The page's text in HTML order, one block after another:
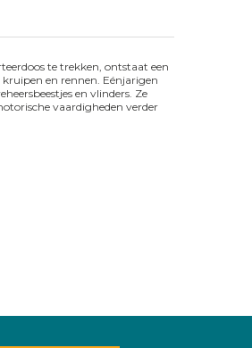
te trekken, ontstaat een
en rennen. Eénjarigen
en vlinders. Ze
vaardigheden verder